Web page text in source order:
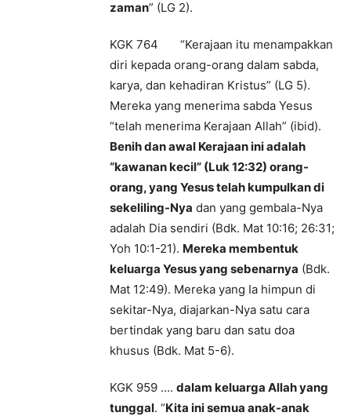
zaman” (LG 2).
KGK 764 “Kerajaan itu menampakkan
diri kepada orang-orang dalam sabda,
karya, dan kehadiran Kristus” (LG 5).
Mereka yang menerima sabda Yesus
“telah menerima Kerajaan Allah” (ibid).
Benih dan awal Kerajaan ini adalah
“kawanan kecil” (Luk 12:32) orang-
orang, yang Yesus telah kumpulkan di
sekeliling-Nya dan yang gembala-Nya
adalah Dia sendiri (Bdk. Mat 10:16; 26:31;
Yoh 10:1-21). Mereka membentuk
keluarga Yesus yang sebenarnya (Bdk.
Mat 12:49). Mereka yang Ia himpun di
sekitar-Nya, diajarkan-Nya satu cara
bertindak yang baru dan satu doa
khusus (Bdk. Mat 5-6).
KGK 959 …. dalam keluarga Allah yang
tunggal. “Kita ini semua anak-anak